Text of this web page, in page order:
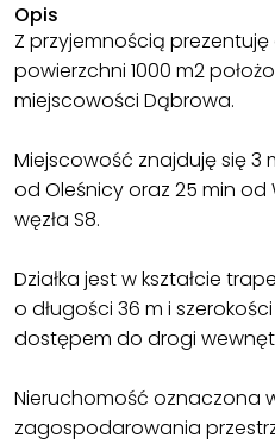
Opis
Z przyjemnością
powierzchni 1000 m2
miejscowości Dąbrowa.
Miejscowość znajduję się 3
od Oleśnicy oraz 25 min od
węzła S8.
Działka jest w kształcie
o długości 36 m i
dostępem do drogi
Nieruchomość oznaczona
zagospodarowania